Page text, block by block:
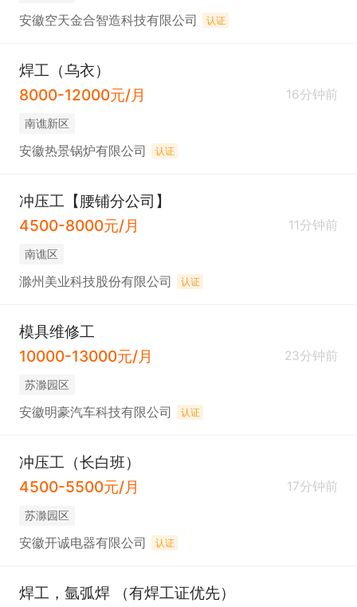
安徽空天金合智造科技有限公司 认证
焊工（乌衣）
8000-12000元/月
16分钟前
南谯新区
安徽热景锅炉有限公司 认证
冲压工【腰铺分公司】
4500-8000元/月
11分钟前
南谯区
滁州美业科技股份有限公司 认证
模具维修工
10000-13000元/月
23分钟前
苏滁园区
安徽明豪汽车科技有限公司 认证
冲压工（长白班）
4500-5500元/月
17分钟前
苏滁园区
安徽开诚电器有限公司 认证
焊工，氩弧焊 （有焊工证优先）